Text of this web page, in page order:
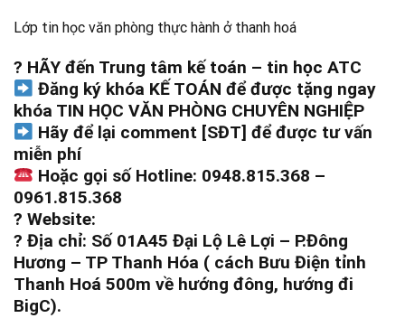
Lớp tin học văn phòng thực hành ở thanh hoá
? HÃY đến Trung tâm kế toán – tin học ATC
Đăng ký khóa KẾ TOÁN để được tặng ngay
khóa TIN HỌC VĂN PHÒNG CHUYÊN NGHIỆP
Hãy để lại comment [SĐT] để được tư vấn
miễn phí
Hoặc gọi số Hotline: 0948.815.368 –
0961.815.368
? Website:
? Địa chỉ: Số 01A45 Đại Lộ Lê Lợi – P.Đông
Hương – TP Thanh Hóa ( cách Bưu Điện tỉnh
Thanh Hoá 500m về hướng đông, hướng đi
BigC).